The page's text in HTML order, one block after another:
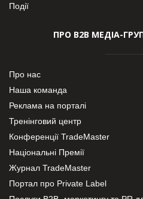
Події
ПРО В2В МЕДІА-
Про нас
Наша команда
Реклама на порталі
Тренінговий центр
Конференції TradeMaster
Національні Премії
Журнал TradeMaster
Портал про Private Label